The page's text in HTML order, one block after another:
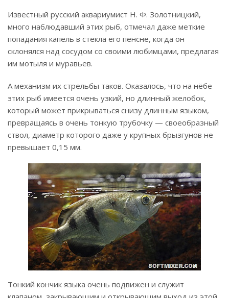
Известный русский аквариумист Н. Ф. Золотницкий,
много наблюдавший этих рыб, отмечал даже меткие
попадания капель в стекла его пенсне, когда он
склонялся над сосудом со своими любимцами, предлагая
им мотыля и муравьев.
А механизм их стрельбы таков. Оказалось, что на нёбе
этих рыб имеется очень узкий, но длинный желобок,
который может прикрываться снизу длинным языком,
превращаясь в очень тонкую трубочку — своеобразный
ствол, диаметр которого даже у крупных брызгунов не
превышает 0,15 мм.
Тонкий кончик языка очень подвижен и служит